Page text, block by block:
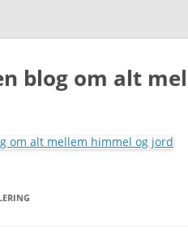
blog om alt